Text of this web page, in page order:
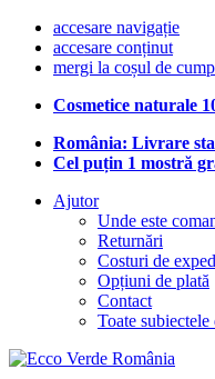
accesare navigație
accesare conținut
mergi la coșul de
Cosmetice naturale
România: Livrare
Cel puțin 1 mostră
Ajutor
Unde este
Returnări
Costuri de
Opțiuni de plată
Contact
Toate subiectele